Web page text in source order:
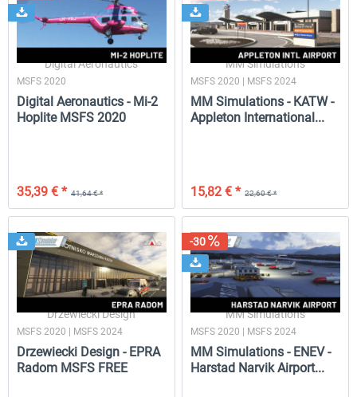
Digital Aeronautics
MSFS 2020
Digital Aeronautics - Mi-2
Hoplite MSFS 2020
41,64 € *
35,39 € *
MM Simulations
MSFS 2020 | MSFS 2024
MM Simulations - KATW -
Appleton International...
22,60 € *
15,82 € *
Drzewiecki Design
MSFS 2020 | MSFS 2024
Drzewiecki Design - EPRA
Radom MSFS FREE
-30
MM Simulations
MSFS 2020 | MSFS 2024
MM Simulations - ENEV -
Harstad Narvik Airport...